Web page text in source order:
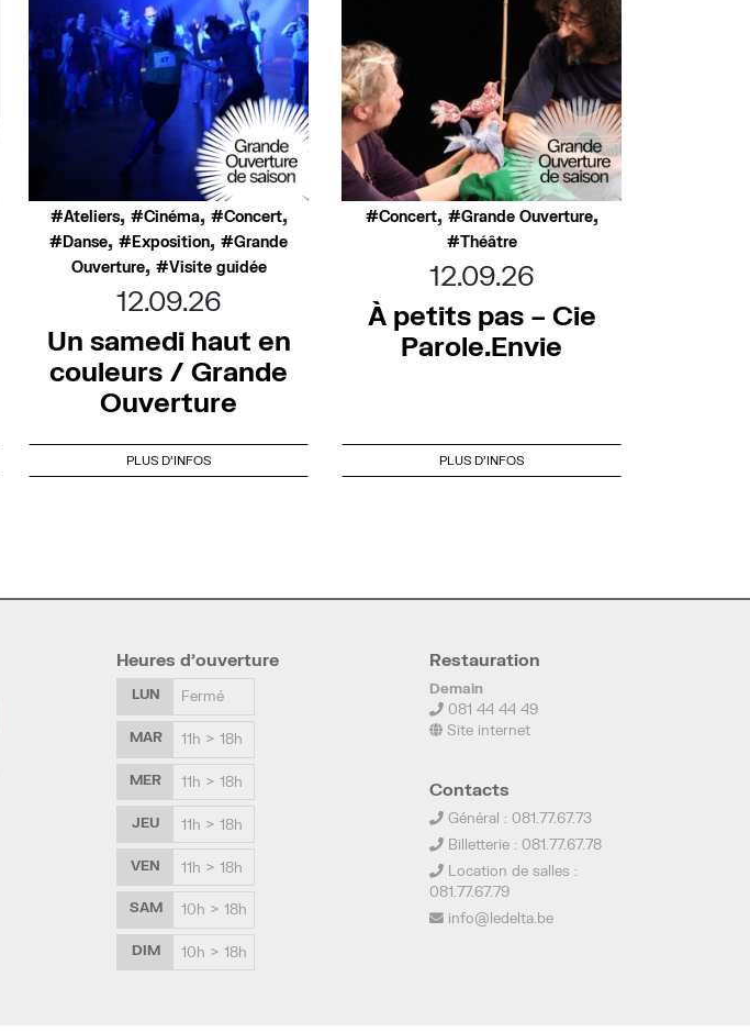
Ateliers, Cinéma, Concert,
Danse, Exposition,
Grande
Ouverture, Visite guidée
12.09.26
Un samedi haut en
couleurs / Grande
Ouverture
PLUS D'INFOS
Concert, Grande Ouverture,
Théâtre
12.09.26
À petits pas – Cie
Parole.Envie
PLUS D'INFOS
Heures d’ouverture
LUN Fermé
MAR 11h > 18h
MER 11h > 18h
JEU 11h > 18h
VEN 11h > 18h
SAM 10h > 18h
DIM 10h > 18h
Restauration
Demain
081 44 44 49
Site internet
Contacts
Général : 081.77.67.73
Billetterie : 081.77.67.78
Location de salles :
081.77.67.79
info@ledelta.be